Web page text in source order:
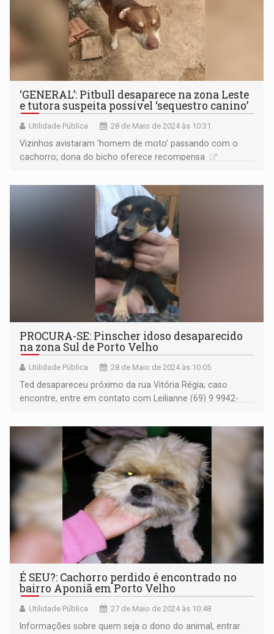
‘GENERAL’: Pitbull desaparece na zona Leste
e tutora suspeita possível ‘sequestro canino’
Utilidade Pública 28 de Maio de 2024 às 10:31
Vizinhos avistaram ‘homem de moto’ passando com o
cachorro; dona do bicho oferece recompensa
PROCURA-SE: Pinscher idoso desaparecido
na zona Sul de Porto Velho
Utilidade Pública 28 de Maio de 2024 às 10:05
Ted desapareceu próximo da rua Vitória Régia; caso
encontre, entre em contato com Leilianne (69) 9 9942-
É SEU?: Cachorro perdido é encontrado no
bairro Aponiã em Porto Velho
Utilidade Pública 27 de Maio de 2024 às 10:48
Informações sobre quem seja o dono do animal, entrar